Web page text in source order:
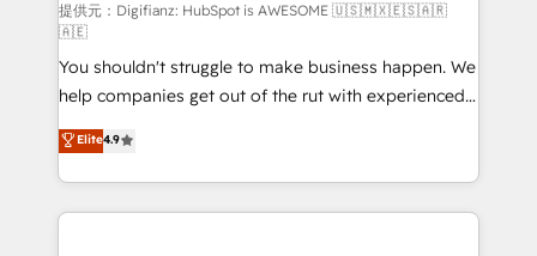
makes us different? 🚀 Top 0.5% of global HubSpot
agencies ⚙️ The strongest technical ability and
integration capabilities 💼 Consultative, long-term
partners who will embed ourselves into your
business, processes and systems 🏢 We specialise in
working with mid-market and enterprise
organisations, global organisations and those with
complex use cases 🏆 CRM Implementation,
提供元：Digifianz: HubSpot is AWESOME 🇺🇸🇲🇽🇪🇸🇦🇷
🇦🇪
You shouldn't struggle to make business happen. We
help companies get out of the rut with experienced,
process-oriented teams implementing HubSpot
Marketing, Sales, Service, CMS and Operations Hub,
so selling and actually engaging with your customers
feels easy and pain-free. We are a top ranked
Elite4.9